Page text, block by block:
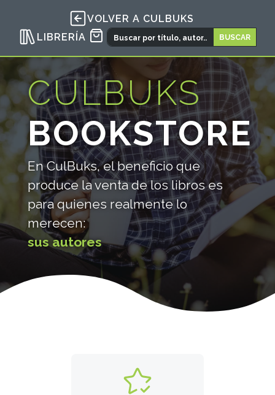
VOLVER A CULBUKS
LIBRERÍA
CULBUKS
BOOKSTORE
En CulBuks, el beneficio que
produce la venta de los libros es
para quienes realmente lo
merecen:
sus autores